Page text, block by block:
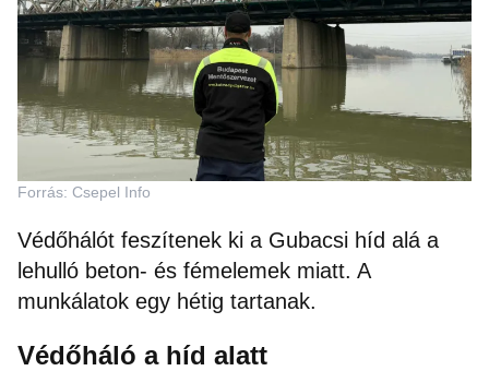
Forrás: Csepel Info
Védőhálót feszítenek ki a Gubacsi híd alá a
lehulló beton- és fémelemek miatt. A
munkálatok egy hétig tartanak.
Védőháló a híd alatt